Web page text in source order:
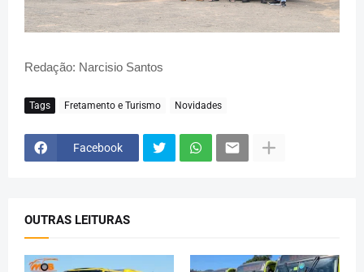
Redação: Narcisio Santos
Tags Fretamento e Turismo Novidades
Facebook
OUTRAS LEITURAS